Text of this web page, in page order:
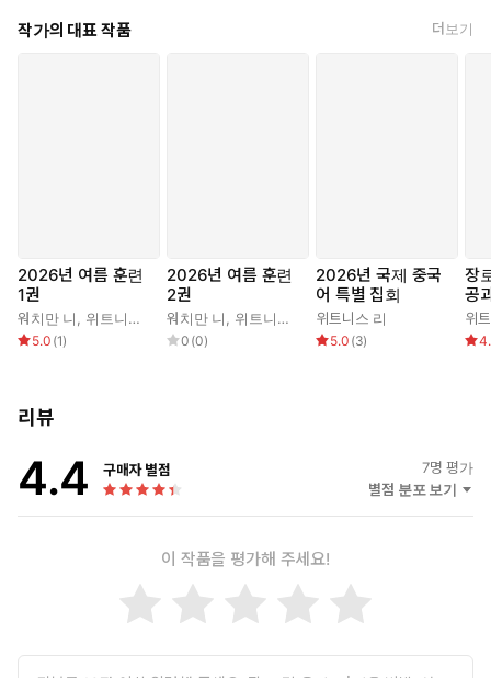
성도들이 건축되어 영적인 성전이 됨
다. 우리의 이해 안에서 온전하게 함은 개인의 체험에 편중된 반면
단체적인 건축의 느낌을 우리에게 주지는 못했다. 그러나 성경에서
말하고 있는 건축은 개인이 온전하게 되는 것을 포함할 뿐 아니라 더
나아가 모든 사람들이 함께 건축되는 것을 포함한다. 바꿔 말해서 성
다(벧전 2:5). 개인적인 측면에서 보면 온전하게 되는 것이 필요하지
작가의 대표 작품 더보기
2026년 여름 훈련
1권
워치만 니, 위트니스 리
5.0 (1)
2026년 여름 훈련
2권
워치만 니, 위트니스 리
0 (0)
2026년 국제 중국
어 특별 집회
위트니스 리
5.0 (3)
장
공
위
리뷰
4.4 구매자 별점 7명 평가
별점 분포 보기
이 작품을 평가해 주세요!